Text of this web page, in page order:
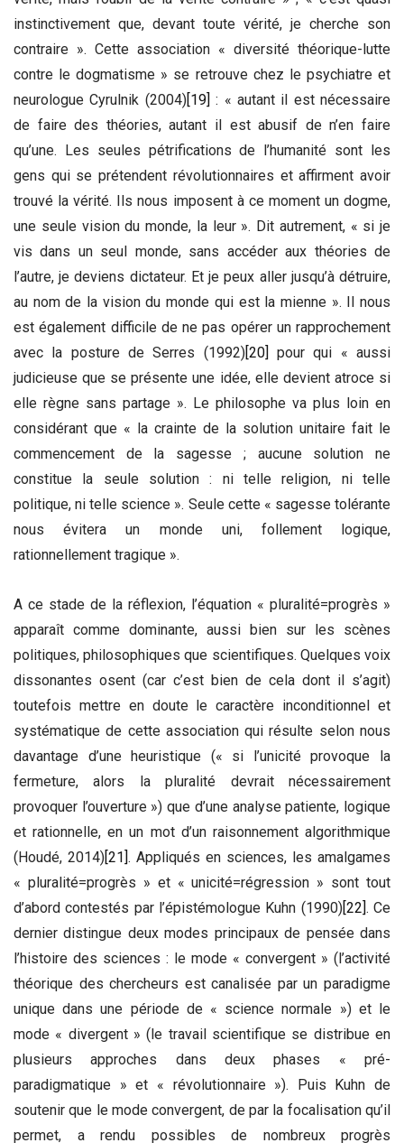
instinctivement que, devant toute vérité, je cherche son
contraire ». Cette association « diversité théorique-lutte
contre le dogmatisme » se retrouve chez le psychiatre et
neurologue Cyrulnik (2004)[19] : « autant il est nécessaire
de faire des théories, autant il est abusif de n’en faire
qu’une. Les seules pétrifications de l’humanité sont les
gens qui se prétendent révolutionnaires et affirment avoir
trouvé la vérité. Ils nous imposent à ce moment un dogme,
une seule vision du monde, la leur ». Dit autrement, « si je
vis dans un seul monde, sans accéder aux théories de
l’autre, je deviens dictateur. Et je peux aller jusqu’à détruire,
au nom de la vision du monde qui est la mienne ». Il nous
est également difficile de ne pas opérer un rapprochement
avec la posture de Serres (1992)[20] pour qui « aussi
judicieuse que se présente une idée, elle devient atroce si
elle règne sans partage ». Le philosophe va plus loin en
considérant que « la crainte de la solution unitaire fait le
commencement de la sagesse ; aucune solution ne
constitue la seule solution : ni telle religion, ni telle
politique, ni telle science ». Seule cette « sagesse tolérante
nous évitera un monde uni, follement logique,
rationnellement tragique ».
A ce stade de la réflexion, l’équation « pluralité=progrès »
apparaît comme dominante, aussi bien sur les scènes
politiques, philosophiques que scientifiques. Quelques voix
dissonantes osent (car c’est bien de cela dont il s’agit)
toutefois mettre en doute le caractère inconditionnel et
systématique de cette association qui résulte selon nous
davantage d’une heuristique (« si l’unicité provoque la
fermeture, alors la pluralité devrait nécessairement
provoquer l’ouverture ») que d’une analyse patiente, logique
et rationnelle, en un mot d’un raisonnement algorithmique
(Houdé, 2014)[21]. Appliqués en sciences, les amalgames
« pluralité=progrès » et « unicité=régression » sont tout
d’abord contestés par l’épistémologue Kuhn (1990)[22]. Ce
dernier distingue deux modes principaux de pensée dans
l’histoire des sciences : le mode « convergent » (l’activité
théorique des chercheurs est canalisée par un paradigme
unique dans une période de « science normale ») et le
mode « divergent » (le travail scientifique se distribue en
plusieurs approches dans deux phases « pré-
paradigmatique » et « révolutionnaire »). Puis Kuhn de
soutenir que le mode convergent, de par la focalisation qu’il
permet, a rendu possibles de nombreux progrès